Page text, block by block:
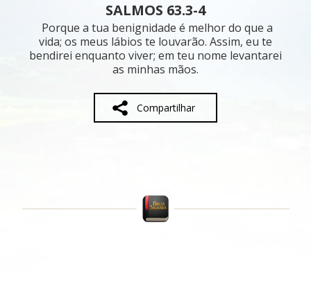
Blog
Parceiros
Sobre
SALMOS 63.3-4
Porque a tua benignidade é melhor do que a
vida; os meus lábios te louvarão. Assim, eu te
bendirei enquanto viver; em teu nome levantarei
as minhas mãos.
Compartilhar